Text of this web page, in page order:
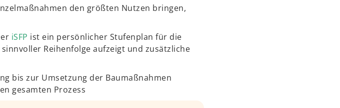
den größten Nutzen bringen,
iSFP ist ein persönlicher Stufenplan für die
Reihenfolge aufzeigt und zusätzliche
bis zur Umsetzung der Baumaßnahmen
gesamten Prozess